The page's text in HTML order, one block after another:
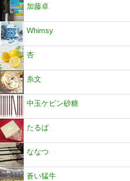
加藤卓
Whimsy
杏
糸文
中玉ケビン砂糖
たるぱ
ななつ
蒼い猛牛